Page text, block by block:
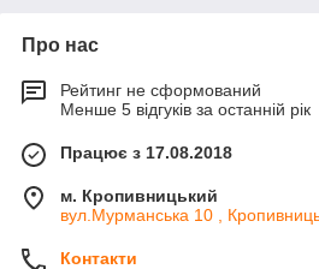
Про нас
Рейтинг не сформований
Менше 5 відгуків за останній рік
Працює з 17.08.2018
м. Кропивницький
вул.Мурманська 10 ,
Контакти